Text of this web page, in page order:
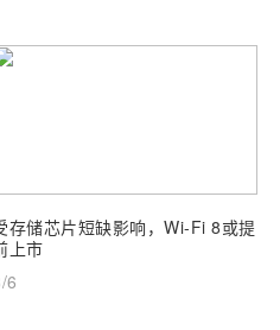
存储芯片短缺影响，Wi-Fi 8或提
上市
6